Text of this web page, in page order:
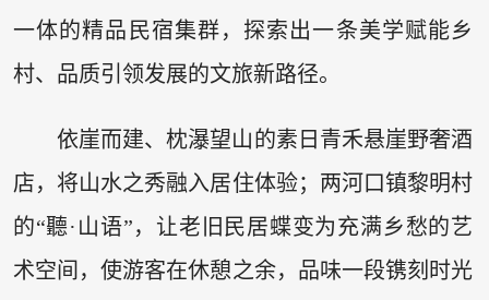
一体的精品民宿集群，探索出一条美学赋能乡
村、品质引领发展的文旅新路径。
依崖而建、枕瀑望山的素日青禾悬崖野奢酒
店，将山水之秀融入居住体验；两河口镇黎明村
的“聽·山语”，让老旧民居蝶变为充满乡愁的艺
术空间，使游客在休憩之余，品味一段镌刻时光